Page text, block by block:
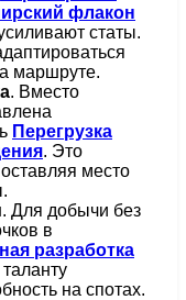
флакон
статы.
маршруте.
. Вместо
Перегрузка
. Это
место
. Для добычи без
в
разработка
на спотах.